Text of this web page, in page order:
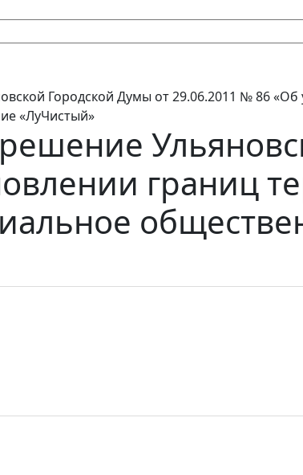
Городской Думы от 29.06.2011 № 86 «Об
«ЛуЧистый»
границ